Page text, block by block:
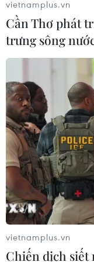
29/07/2026 05:17
Johnson &
dàn xếp vụ kiện
thư
28/07/2026 04:37
Panama cảnh
sau 6 ca tử vong
28/07/2026 01:50
Nắng nóng khốc
Quốc đe dọa sức
vietnamplus.vn
Cần Thơ phát
trưng sông
vietnamplus.vn
Chiến dịch siết